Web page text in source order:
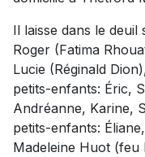
Il laisse dans le
Roger (Fatima
Lucie (Réginald
petits-enfants: Éric,
Andréanne, Karine,
petits-enfants:
Madeleine Huot (feu